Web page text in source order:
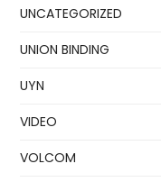
UNCATEGORIZED
UNION BINDING
UYN
VIDEO
VOLCOM